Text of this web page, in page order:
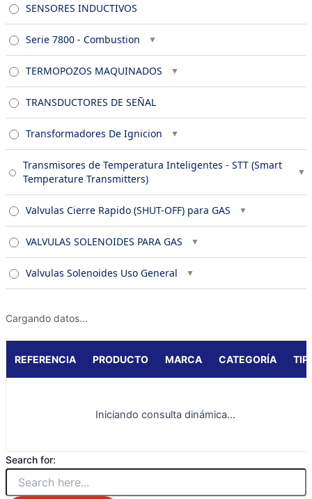
SENSORES INDUCTIVOS
Serie 7800 - Combustion
TERMOPOZOS MAQUINADOS
TRANSDUCTORES DE SEÑAL
Transformadores De Ignicion
Transmisores de Temperatura Inteligentes - STT (Smart
Temperature Transmitters)
Valvulas Cierre Rapido (SHUT-OFF) para GAS
VALVULAS SOLENOIDES PARA GAS
Valvulas Solenoides Uso General
Cargando datos...
REFERENCIA PRODUCTO MARCA CATEGORÍA
Iniciando consulta dinámica...
Search for: